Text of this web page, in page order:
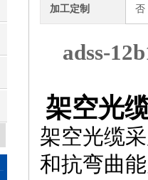
加工定制 否
adss-
架空光
架空光缆
和抗弯曲